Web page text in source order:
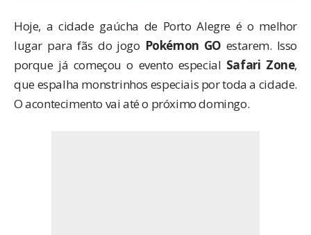
Hoje, a cidade gaúcha de Porto Alegre é o melhor
lugar para fãs do jogo Pokémon GO estarem. Isso
porque já começou o evento especial Safari Zone,
que espalha monstrinhos especiais por toda a cidade.
O acontecimento vai até o próximo domingo.